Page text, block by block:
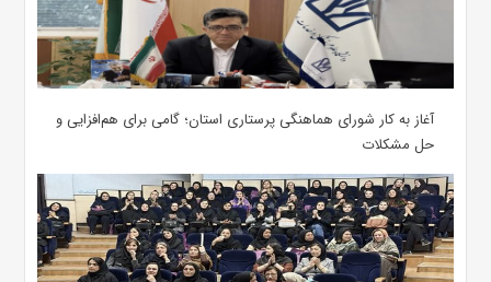
آغاز به کار شورای هماهنگی پرستاری استان؛ گامی برای هم‌افزایی و
حل مشکلات